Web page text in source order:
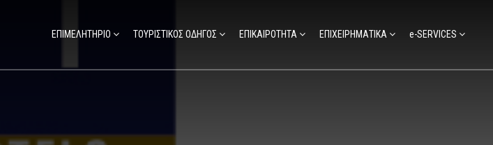
ΕΠΙΜΕΛΗΤΗΡΙΟ ΤΟΥΡΙΣΤΙΚΟΣ ΟΔΗΓΟΣ ΕΠΙΚΑΙΡΟΤΗΤΑ ΕΠΙΧΕΙΡΗΜΑΤΙΚΑ e-SERVICES